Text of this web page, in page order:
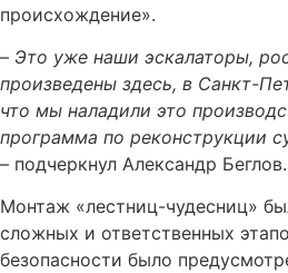
происхождение».
– Это уже наши эскалаторы,
произведены здесь, в Санкт-
что мы наладили это
программа по реконструкции
– подчеркнул Александр Беглов.
Монтаж «лестниц-чудесниц»
сложных и ответственных
безопасности было